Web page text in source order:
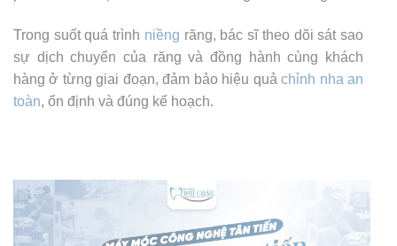
Trong suốt quá trình niềng răng, bác sĩ theo dõi sát sao
sự dịch chuyển của răng và đồng hành cùng khách
hàng ở từng giai đoạn, đảm bảo hiệu quảchỉnh nha an
toàn, ổn định và đúng kế hoạch.